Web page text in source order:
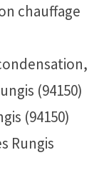
chauffage
(94150)
(94150)
Rungis